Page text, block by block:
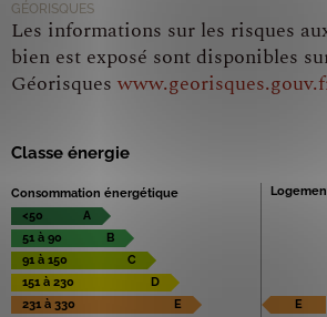
GÉORISQUES
Les informations sur les risques
bien est exposé sont disponibles
Géorisques
Classe énergie
Consommation énergétique
<50
A
51 à 90
B
91 à 150
C
151 à 230
D
231 à 330
E
E